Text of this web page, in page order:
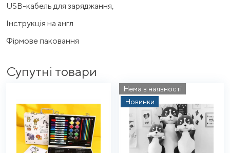
USB-кабель для заряджання,
Інструкція на англ
Фірмове паковання
Супутні товари
Нема в наявності
Новинки